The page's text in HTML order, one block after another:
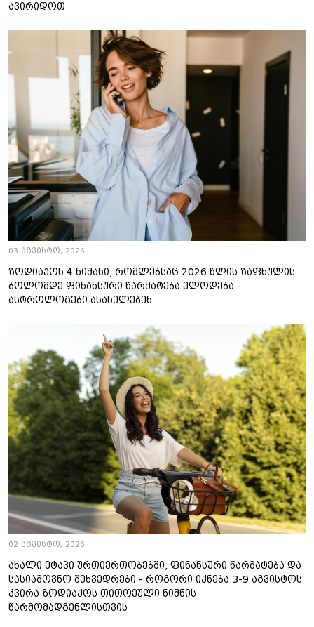
ავირიდოთ
03 აგვისტო, 2026
ზოდიაქოს 4 ნიშანი, რომლებსაც 2026 წლის ზაფხულის
ბოლომდე ფინანსური წარმატება ელოდება -
ასტროლოგები ასახელებენ
02 აგვისტო, 2026
ახალი ეტაპი ურთიერთობებში, ფინანსური წარმატება და
სასიამოვნო შეხვედრები - როგორი იქნება 3-9 აგვისტოს
კვირა ზოდიაქოს თითოეული ნიშნის
წარმომადგენლისთვის